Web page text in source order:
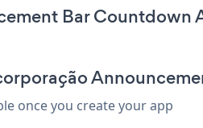
Bar Countdown
once you create your app